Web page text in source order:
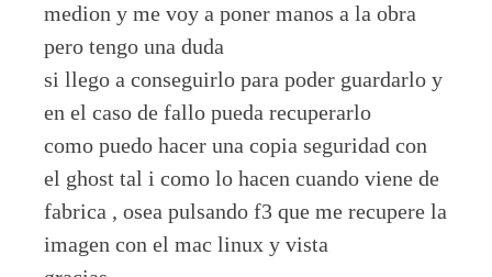
medion y me voy a poner manos a la obra
pero tengo una duda
si llego a conseguirlo para poder guardarlo y
en el caso de fallo pueda recuperarlo
como puedo hacer una copia seguridad con
el ghost tal i como lo hacen cuando viene de
fabrica , osea pulsando f3 que me recupere la
imagen con el mac linux y vista